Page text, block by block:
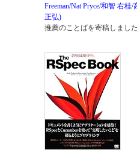
Freeman/Nat Pryce/和智 右桂/
正弘)
推薦のことばを寄稿しました